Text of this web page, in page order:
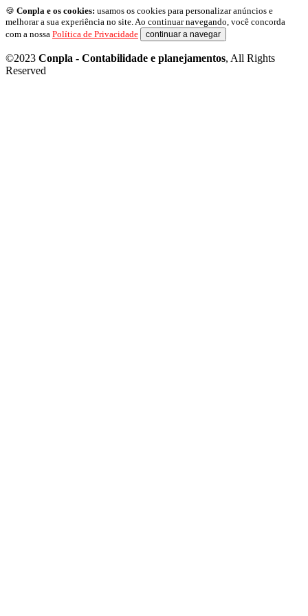
🍪 Conpla e os cookies: usamos os cookies para personalizar anúncios e
melhorar a sua experiência no site. Ao continuar navegando, você concorda
com a nossa Política de Privacidade continuar a navegar
©2023 Conpla - Contabilidade e planejamentos, All Rights
Reserved